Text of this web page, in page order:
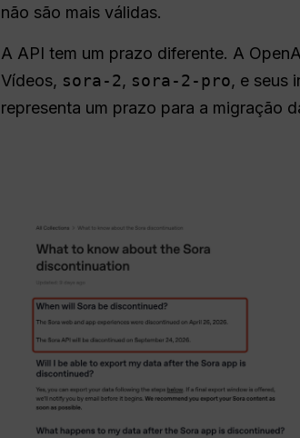
não são mais válidas.
A API tem um prazo diferente. A
Vídeos, sora-2, sora-2-pro, e seus
representa um prazo para a migração